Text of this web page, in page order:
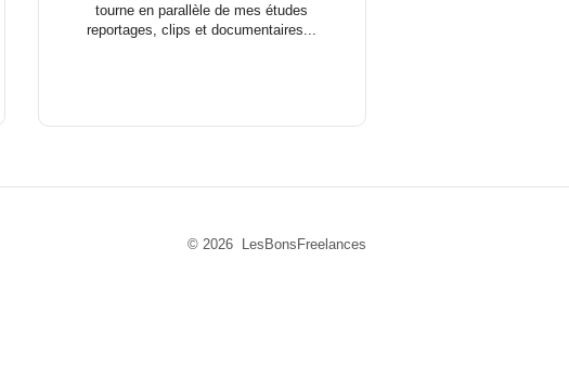
tourne en parallèle de mes études
reportages, clips et documentaires...
© 2026 LesBonsFreelances